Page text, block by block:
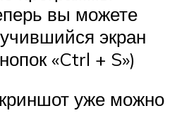
вы можете
экран
«Ctrl + S»)
уже можно